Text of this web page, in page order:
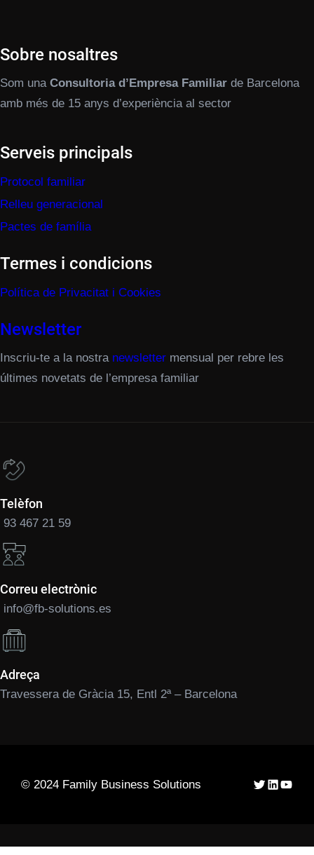
Sobre nosaltres
Som una Consultoria d’Empresa Familiar de Barcelona
amb més de 15 anys d’experiència al sector
Serveis principals
Protocol familiar
Relleu generacional
Pactes de família
Termes i condicions
Política de Privacitat i Cookies
Newsletter
Inscriu-te a la nostra newsletter mensual per rebre les
últimes novetats de l’empresa familiar
Telèfon
93 467 21 59
Correu electrònic
info@fb-solutions.es
Adreça
Travessera de Gràcia 15, Entl 2ª – Barcelona
© 2024 Family Business Solutions Twitter
LinkedIn